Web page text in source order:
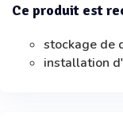
Ce produit est
stockage de
installation